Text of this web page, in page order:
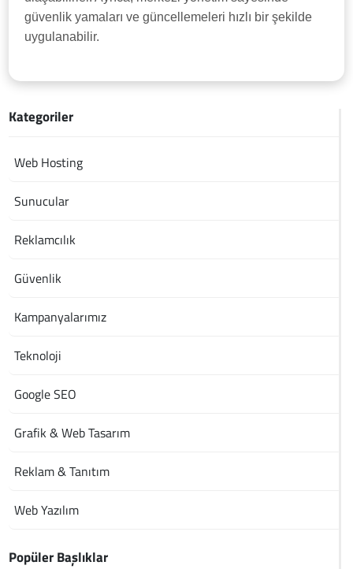
güvenlik yamaları ve güncellemeleri hızlı bir şekilde
uygulanabilir.
Kategoriler
Web Hosting
Sunucular
Reklamcılık
Güvenlik
Kampanyalarımız
Teknoloji
Google SEO
Grafik & Web Tasarım
Reklam & Tanıtım
Web Yazılım
Popüler Başlıklar